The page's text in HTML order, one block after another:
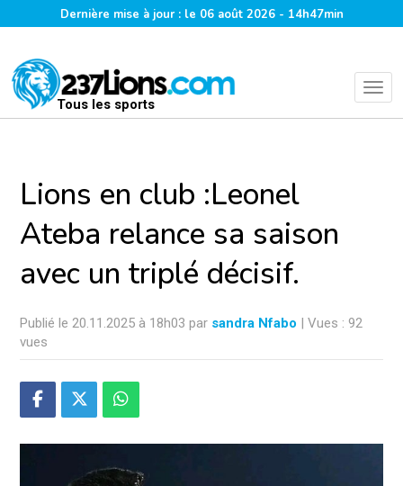
Dernière mise à jour : le 06 août 2026 - 14h47min
Tous les sports
Lions en club :Leonel
Ateba relance sa saison
avec un triplé décisif.
Publié le 20.11.2025 à 18h03 par sandra Nfabo | Vues : 92
vues